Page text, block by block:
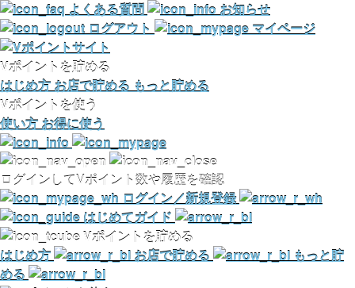
よくある質問
お知らせ
ログアウト
マイページ
Vポイントを貯める
はじめ方 お店で貯める もっと貯める
Vポイントを使う
使い方 お得に使う
ログインしてVポイント数や履歴を確認
ログイン／新規登録
はじめてガイド
Vポイントを貯める
はじめ方
お店で貯める
もっと貯
める